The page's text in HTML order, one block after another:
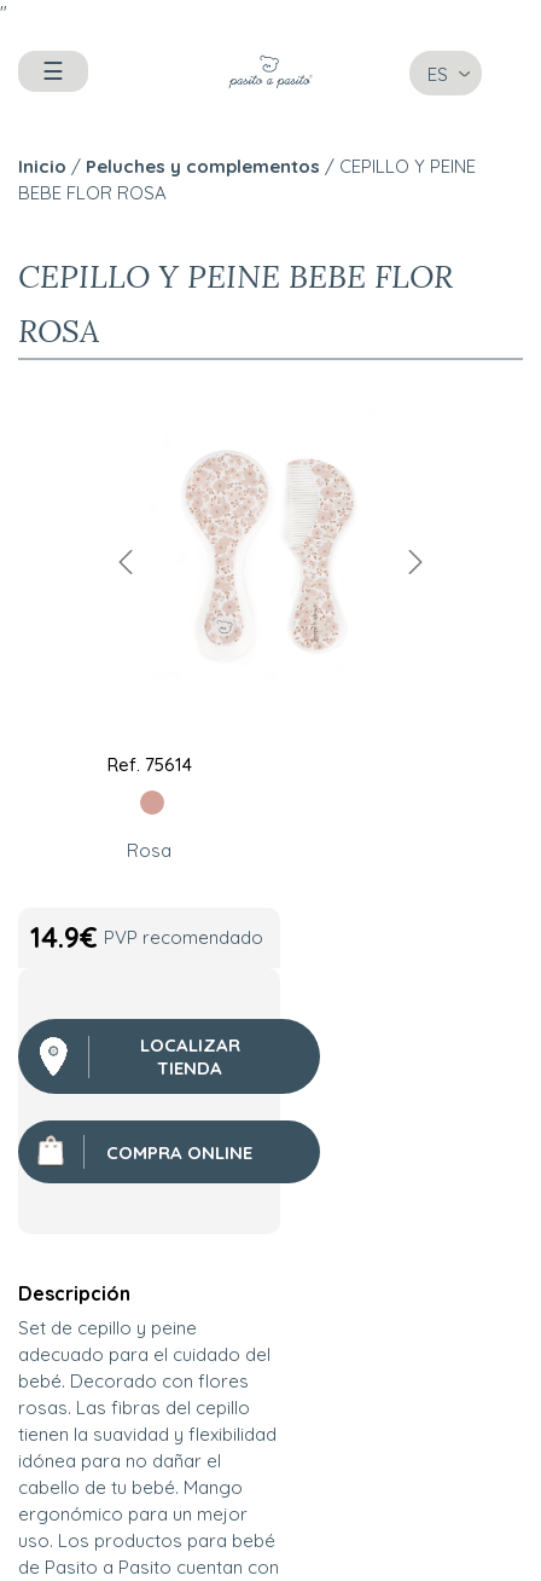
"
☰ ES
Inicio / Peluches y complementos / CEPILLO Y PEINE
BEBE FLOR ROSA
CEPILLO Y PEINE BEBE FLOR
ROSA
Ref. 75614
Rosa
14.9€ PVP recomendado
LOCALIZAR
TIENDA
COMPRA ONLINE
Descripción
Set de cepillo y peine
adecuado para el cuidado del
bebé. Decorado con flores
rosas. Las fibras del cepillo
tienen la suavidad y flexibilidad
idónea para no dañar el
cabello de tu bebé. Mango
ergonómico para un mejor
uso. Los productos para bebé
de Pasito a Pasito cuentan con